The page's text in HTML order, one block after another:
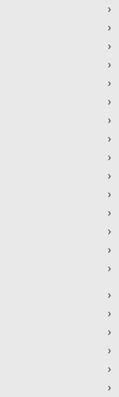
›
›
›
›
›
›
›
›
›
›
›
›
›
›
›
›
›
›
›
›
›